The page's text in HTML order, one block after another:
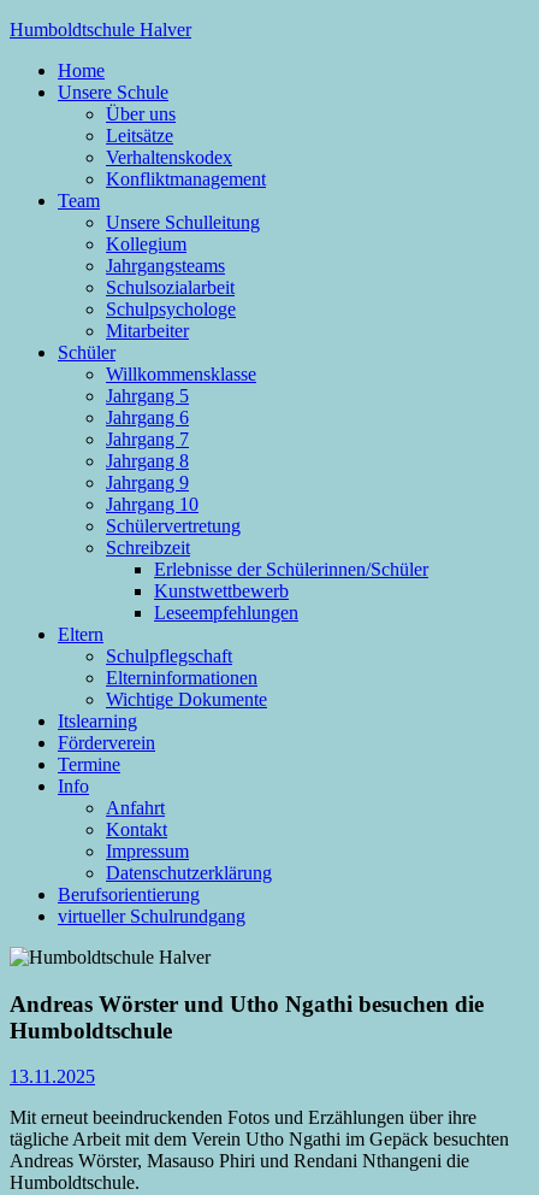
Zum
springen
Humboldtschule Halver
Sekundarschule der Stadt Halver
Home
Unsere Schule
Über uns
Leitsätze
Verhaltenskodex
Konfliktmanagement
Team
Unsere Schulleitung
Kollegium
Jahrgangsteams
Schulsozialarbeit
Schulpsychologe
Mitarbeiter
Schüler
Willkommensklasse
Jahrgang 5
Jahrgang 6
Jahrgang 7
Jahrgang 8
Jahrgang 9
Jahrgang 10
Schülervertretung
Schreibzeit
Erlebnisse der Schülerinnen/Schüler
Kunstwettbewerb
Leseempfehlungen
Eltern
Schulpflegschaft
Elterninformationen
Wichtige Dokumente
Itslearning
Förderverein
Termine
Info
Anfahrt
Kontakt
Impressum
Datenschutzerklärung
Berufsorientierung
virtueller Schulrundgang
Andreas Wörster und Utho Ngathi besuchen die
Humboldtschule
13.11.2025
Mit erneut beeindruckenden Fotos und Erzählungen über ihre
tägliche Arbeit mit dem Verein Utho Ngathi im Gepäck besuchten
Andreas Wörster, Masauso Phiri und Rendani Nthangeni die
Humboldtschule.